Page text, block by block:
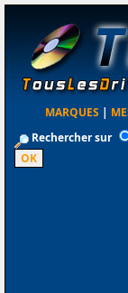
MARQUES |
Rechercher sur